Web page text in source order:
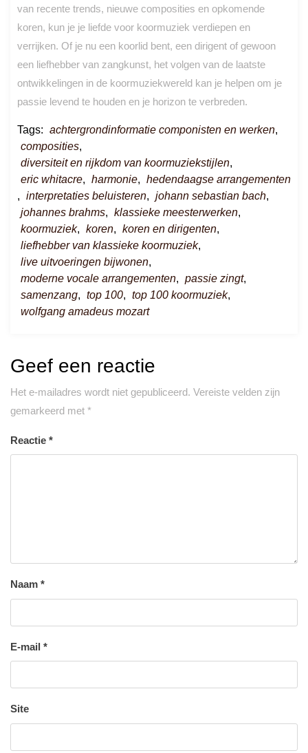
van recente trends, nieuwe composities en opkomende
koren, kun je je liefde voor koormuziek verdiepen en
verrijken. Of je nu een koorlid bent, een dirigent of gewoon
een liefhebber van zangkunst, het volgen van de laatste
ontwikkelingen in de koormuziekwereld kan je helpen om je
passie levend te houden en je horizon te verbreden.
Tags: achtergrondinformatie componisten en werken,
composities,
diversiteit en rijkdom van koormuziekstijlen,
eric whitacre, harmonie, hedendaagse arrangementen
, interpretaties beluisteren, johann sebastian bach,
johannes brahms, klassieke meesterwerken,
koormuziek, koren, koren en dirigenten,
liefhebber van klassieke koormuziek,
live uitvoeringen bijwonen,
moderne vocale arrangementen, passie zingt,
samenzang, top 100, top 100 koormuziek,
wolfgang amadeus mozart
Geef een reactie
Het e-mailadres wordt niet gepubliceerd. Vereiste velden zijn
gemarkeerd met *
Reactie *
Naam *
E-mail *
Site